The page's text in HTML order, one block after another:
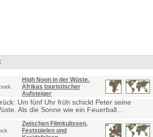
High Noon in der Wüste.
Afrikas touristischer
Aufsteiger
Um fünf Uhr früh schickt Peter seine
Als die Sonne wie ein Feuerball...
Zwischen Filmkulissen,
Festspielen und